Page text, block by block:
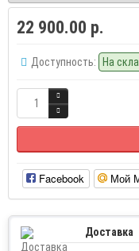
22 900.00 р.
Доступность: На
Facebook Мой
Доставка